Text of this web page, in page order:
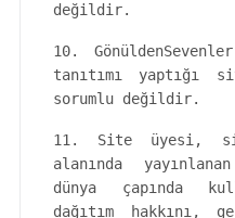
değildir.
10.
tanıtımı yaptığı
sorumlu değildir.
11. Site üyesi,
alanında
dünya çapında
dağıtım hakkını,